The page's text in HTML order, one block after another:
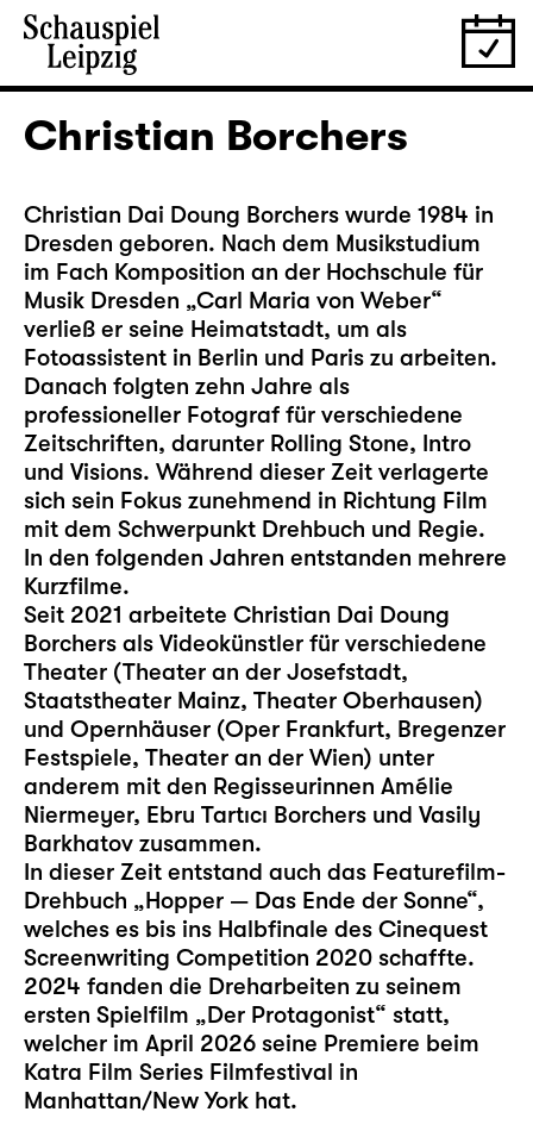
Christian Borchers
Christian Dai Doung Borchers wurde 1984 in
Dresden geboren. Nach dem Musikstudium
im Fach Komposition an der Hochschule für
Musik Dresden „Carl Maria von Weber“
verließ er seine Heimatstadt, um als
Fotoassistent in Berlin und Paris zu arbeiten.
Danach folgten zehn Jahre als
professioneller Fotograf für verschiedene
Zeitschriften, darunter Rolling Stone, Intro
und Visions. Während dieser Zeit verlagerte
sich sein Fokus zunehmend in Richtung Film
mit dem Schwerpunkt Drehbuch und Regie.
In den folgenden Jahren entstanden mehrere
Kurzfilme.
Seit 2021 arbeitete Christian Dai Doung
Borchers als Videokünstler für verschiedene
Theater (Theater an der Josefstadt,
Staatstheater Mainz, Theater Oberhausen)
und Opernhäuser (Oper Frankfurt, Bregenzer
Festspiele, Theater an der Wien) unter
anderem mit den Regisseurinnen Amélie
Niermeyer, Ebru Tartıcı Borchers und Vasily
Barkhatov zusammen.
In dieser Zeit entstand auch das Featurefilm-
Drehbuch „Hopper — Das Ende der Sonne“,
welches es bis ins Halbfinale des Cinequest
Screenwriting Competition 2020 schaffte.
2024 fanden die Dreharbeiten zu seinem
ersten Spielfilm „Der Protagonist“ statt,
welcher im April 2026 seine Premiere beim
Katra Film Series Filmfestival in
Manhattan/New York hat.